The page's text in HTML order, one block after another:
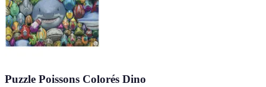
Puzzle Poissons Colorés Dino